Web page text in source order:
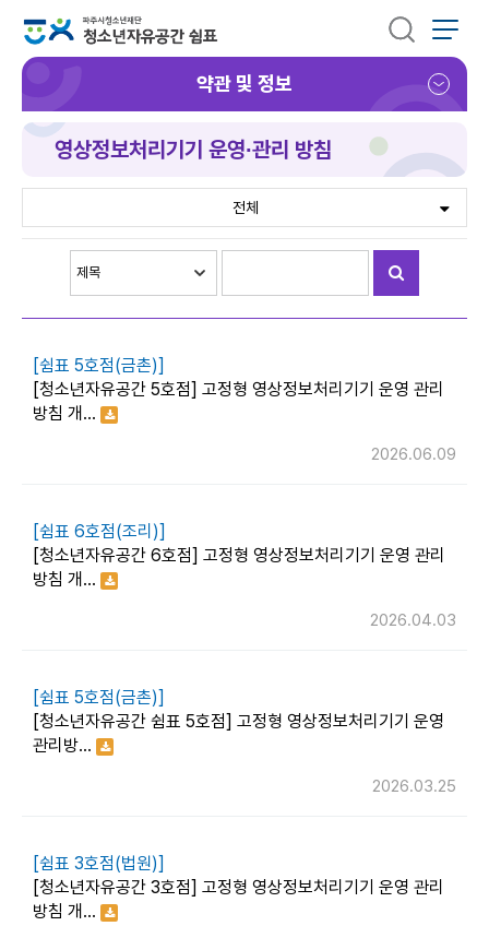
약관 및 정보
영상정보처리기기 운영∙관리 방침
전체
[쉼표 5호점(금촌)]
[청소년자유공간 5호점] 고정형 영상정보처리기기 운영 관리
방침 개…
2026.06.09
[쉼표 6호점(조리)]
[청소년자유공간 6호점] 고정형 영상정보처리기기 운영 관리
방침 개…
2026.04.03
[쉼표 5호점(금촌)]
[청소년자유공간 쉼표 5호점] 고정형 영상정보처리기기 운영
관리방…
2026.03.25
[쉼표 3호점(법원)]
[청소년자유공간 3호점] 고정형 영상정보처리기기 운영 관리
방침 개…